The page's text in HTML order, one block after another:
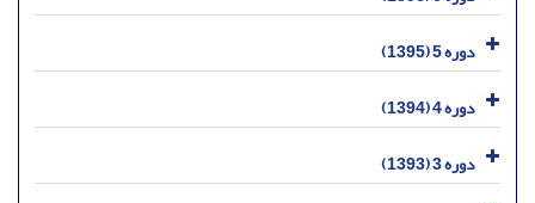
دوره 5 (1395)
دوره 4 (1394)
دوره 3 (1393)